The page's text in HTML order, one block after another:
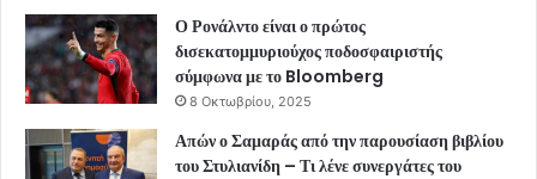
Ο Ρονάλντο είναι ο πρώτος
δισεκατομμυριούχος ποδοσφαιριστής
σύμφωνα με το Bloomberg
8 Οκτωβρίου, 2025
Απών ο Σαμαράς από την παρουσίαση βιβλίου
του Στυλιανίδη – Τι λένε συνεργάτες του